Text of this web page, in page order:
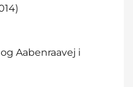
Aabenraavej i